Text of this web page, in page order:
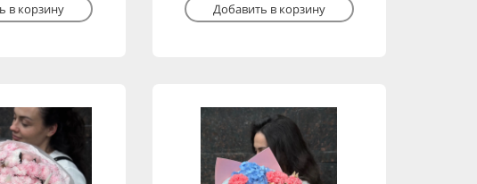
в корзину Добавить в корзину